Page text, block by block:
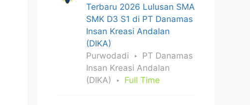
Terbaru 2026 Lulusan SMA
SMK D3 S1 di PT Danamas
Insan Kreasi Andalan
(DIKA)
Purwodadi
PT Danamas
Insan Kreasi Andalan
(DIKA)
Full Time